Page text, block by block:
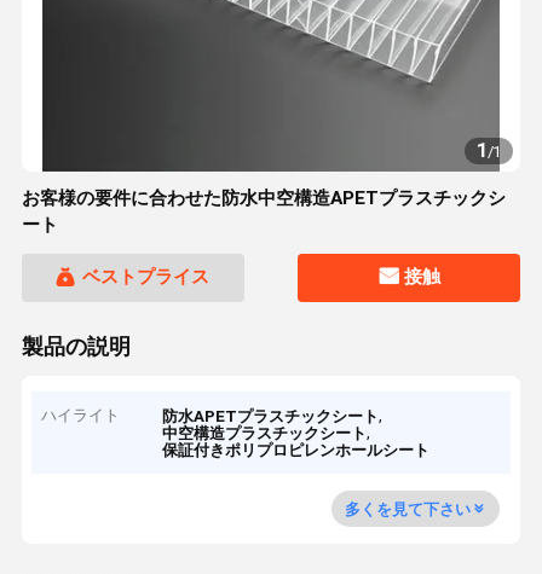
1/1
お客様の要件に合わせた防水中空構造APETプラスチックシ
ート
ベストプライス 接触
製品の説明
ハイライト 防水APETプラスチックシート,
中空構造プラスチックシート,
保証付きポリプロピレンホールシート
多くを見て下さい